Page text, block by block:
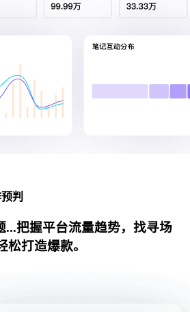
判
...把握平台流量趋势，找寻场
打造爆款。